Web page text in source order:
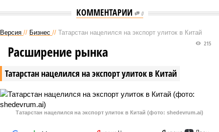
КОММЕНТАРИИ 0
Версия // Бизнес // Татарстан нацелился на экспорт улиток в Китай
Татарстан нацелился на экспорт улиток в Китай
215
Расширение рынка
Татарстан нацелился на экспорт улиток в Китай (фото: shedevrum.ai)